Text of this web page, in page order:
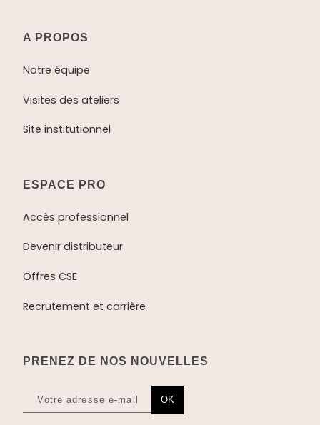
A PROPOS
Notre équipe
Visites des ateliers
Site institutionnel
ESPACE PRO
Accès professionnel
Devenir distributeur
Offres CSE
Recrutement et carrière
PRENEZ DE NOS NOUVELLES
OK